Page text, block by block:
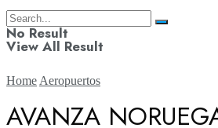
No Result
View All Result
Home Aeropuertos
AVANZA